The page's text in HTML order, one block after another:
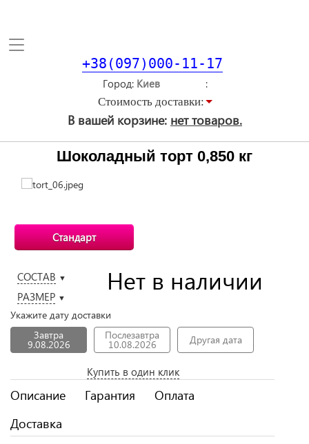
Toggle
+38(097)000-11-17
Город
Стоимость доставки:
В вашей корзине: нет товаров.
Шоколадный торт 0,850 кг
Стандарт
СОСТАВ ▼
РАЗМЕР ▼
Нет в наличии
Укажите дату доставки
Завтра
9.08.2026
Послезавтра
10.08.2026 Другая дата
Купить в один клик
Описание Гарантия
Оплата
Доставка